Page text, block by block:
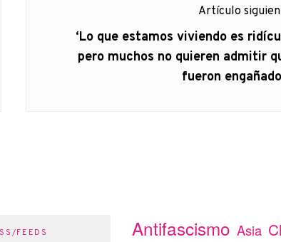
Artículo
Artículo
siguiente:
‘Lo que estamos viviendo es
pero muchos no quieren admitir
fueron
FEEDS Antifascismo Asia